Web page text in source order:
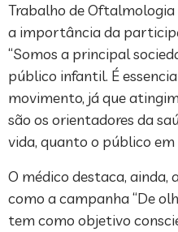
Trabalho de Oftalmologia
a importância da
“Somos a principal
público infantil. É
movimento, já que
são os orientadores da
vida, quanto o público em
O médico destaca, ainda,
como a campanha “De
tem como objetivo